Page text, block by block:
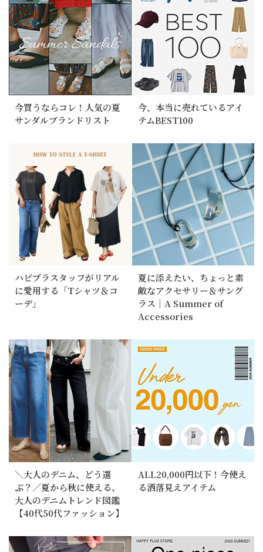
今買うならコレ！人気の夏
サンダルブランドリスト
今、本当に売れているアイ
テムBEST100
ハピプラスタッフがリアル
に愛用する「Tシャツ＆コ
ーデ」
夏に添えたい、ちょっと素
敵なアクセサリー＆サング
ラス｜A Summer of
Accessories
＼大人のデニム、どう選
ぶ？／夏から秋に使える、
大人のデニムトレンド図鑑
【40代50代ファッション】
ALL20,000円以下！今使え
る洒落見えアイテム